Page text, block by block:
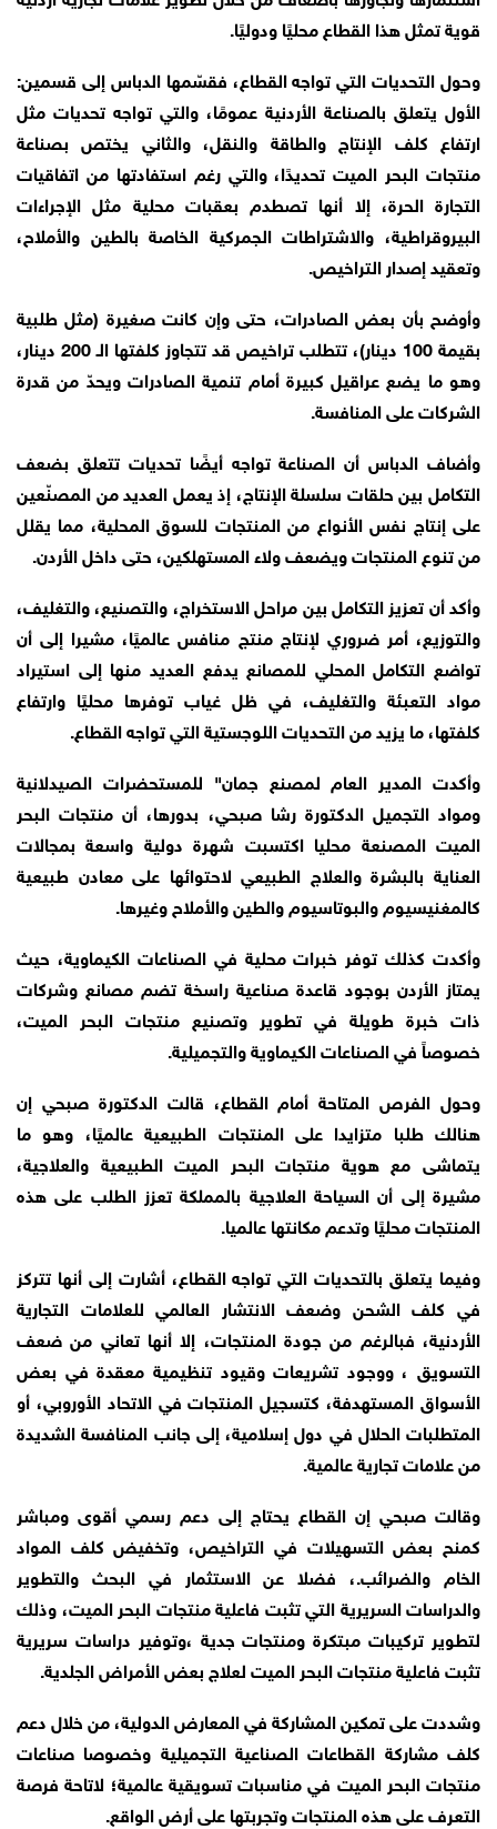
قوية تمثل هذا القطاع محليًا ودوليًا.
وحول التحديات التي تواجه القطاع، فقسّمها الدباس إلى قسمين:
الأول يتعلق بالصناعة الأردنية عمومًا، والتي تواجه تحديات مثل
ارتفاع كلف الإنتاج والطاقة والنقل، والثاني يختص بصناعة
منتجات البحر الميت تحديدًا، والتي رغم استفادتها من اتفاقيات
التجارة الحرة، إلا أنها تصطدم بعقبات محلية مثل الإجراءات
البيروقراطية، والاشتراطات الجمركية الخاصة بالطين والأملاح،
وتعقيد إصدار التراخيص.
وأوضح بأن بعض الصادرات، حتى وإن كانت صغيرة (مثل طلبية
بقيمة 100 دينار)، تتطلب تراخيص قد تتجاوز كلفتها الـ 200 دينار،
وهو ما يضع عراقيل كبيرة أمام تنمية الصادرات ويحدّ من قدرة
الشركات على المنافسة.
وأضاف الدباس أن الصناعة تواجه أيضًا تحديات تتعلق بضعف
التكامل بين حلقات سلسلة الإنتاج، إذ يعمل العديد من المصنّعين
على إنتاج نفس الأنواع من المنتجات للسوق المحلية، مما يقلل
من تنوع المنتجات ويضعف ولاء المستهلكين، حتى داخل الأردن.
وأكد أن تعزيز التكامل بين مراحل الاستخراج، والتصنيع، والتغليف،
والتوزيع، أمر ضروري لإنتاج منتج منافس عالميًا، مشيرا إلى أن
تواضع التكامل المحلي للمصانع يدفع العديد منها إلى استيراد
مواد التعبئة والتغليف، في ظل غياب توفرها محليًا وارتفاع
كلفتها، ما يزيد من التحديات اللوجستية التي تواجه القطاع.
وأكدت المدير العام لمصنع جمان" للمستحضرات الصيدلانية
ومواد التجميل الدكتورة رشا صبحي، بدورها، أن منتجات البحر
الميت المصنعة محليا اكتسبت شهرة دولية واسعة بمجالات
العناية بالبشرة والعلاج الطبيعي لاحتوائها على معادن طبيعية
كالمغنيسيوم والبوتاسيوم والطين والأملاح وغيرها.
وأكدت كذلك توفر خبرات محلية في الصناعات الكيماوية، حيث
يمتاز الأردن بوجود قاعدة صناعية راسخة تضم مصانع وشركات
ذات خبرة طويلة في تطوير وتصنيع منتجات البحر الميت،
خصوصاً في الصناعات الكيماوية والتجميلية.
وحول الفرص المتاحة أمام القطاع، قالت الدكتورة صبحي إن
هنالك طلبا متزايدا على المنتجات الطبيعية عالميًا، وهو ما
يتماشى مع هوية منتجات البحر الميت الطبيعية والعلاجية،
مشيرة إلى أن السياحة العلاجية بالمملكة تعزز الطلب على هذه
المنتجات محليًا وتدعم مكانتها عالميا.
وفيما يتعلق بالتحديات التي تواجه القطاع، أشارت إلى أنها تتركز
في كلف الشحن وضعف الانتشار العالمي للعلامات التجارية
الأردنية، فبالرغم من جودة المنتجات، إلا أنها تعاني من ضعف
التسويق ، ووجود تشريعات وقيود تنظيمية معقدة في بعض
الأسواق المستهدفة، كتسجيل المنتجات في الاتحاد الأوروبي، أو
المتطلبات الحلال في دول إسلامية، إلى جانب المنافسة الشديدة
من علامات تجارية عالمية.
وقالت صبحي إن القطاع يحتاج إلى دعم رسمي أقوى ومباشر
كمنح بعض التسهيلات في التراخيص، وتخفيض كلف المواد
الخام والضرائب.، فضلا عن الاستثمار في البحث والتطوير
والدراسات السريرية التي تثبت فاعلية منتجات البحر الميت، وذلك
لتطوير تركيبات مبتكرة ومنتجات جدية ،وتوفير دراسات سريرية
تثبت فاعلية منتجات البحر الميت لعلاج بعض الأمراض الجلدية.
وشددت على تمكين المشاركة في المعارض الدولية، من خلال دعم
كلف مشاركة القطاعات الصناعية التجميلية وخصوصا صناعات
منتجات البحر الميت في مناسبات تسويقية عالمية؛ لاتاحة فرصة
التعرف على هذه المنتجات وتجربتها على أرض الواقع.